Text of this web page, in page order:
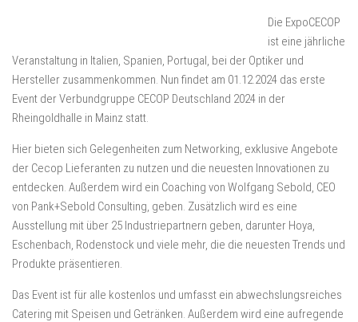
Die ExpoCECOP
ist eine jährliche
Veranstaltung in Italien, Spanien, Portugal, bei der Optiker und
Hersteller zusammenkommen. Nun findet am 01.12.2024 das erste
Event der Verbundgruppe CECOP Deutschland 2024 in der
Rheingoldhalle in Mainz statt.
Hier bieten sich Gelegenheiten zum Networking, exklusive Angebote
der Cecop Lieferanten zu nutzen und die neuesten Innovationen zu
entdecken. Außerdem wird ein Coaching von Wolfgang Sebold, CEO
von Pank+Sebold Consulting, geben. Zusätzlich wird es eine
Ausstellung mit über 25 Industriepartnern geben, darunter Hoya,
Eschenbach, Rodenstock und viele mehr, die die neuesten Trends und
Produkte präsentieren.
Das Event ist für alle kostenlos und umfasst ein abwechslungsreiches
Catering mit Speisen und Getränken. Außerdem wird eine aufregende